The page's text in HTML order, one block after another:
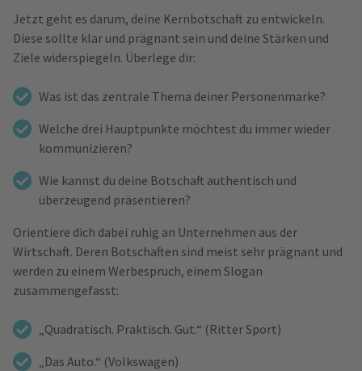
Jetzt geht es darum, deine Kernbotschaft zu entwickeln.
Diese sollte klar und prägnant sein und deine Stärken und
Ziele widerspiegeln. Überlege dir:
Was ist das zentrale Thema deiner Personenmarke?
Welche drei Hauptpunkte möchtest du immer wieder
kommunizieren?
Wie kannst du deine Botschaft authentisch und
überzeugend präsentieren?
Orientiere dich dabei ruhig an Unternehmen aus der
Wirtschaft. Deren Botschaften sind meist sehr prägnant und
werden zu einem Werbespruch, einem Slogan
zusammengefasst:
„Quadratisch. Praktisch. Gut.“ (Ritter Sport)
„Das Auto.“ (Volkswagen)